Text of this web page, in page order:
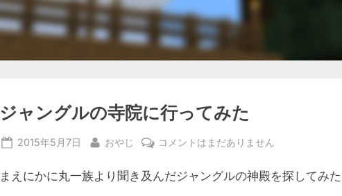
ジャングルの寺院に行ってみた
Posted
2015年5月7日 By
おやじ
ジ
ン
コメントはまだありません
まえにかに丸一族より聞き及んだジャングルの神殿を探してみ